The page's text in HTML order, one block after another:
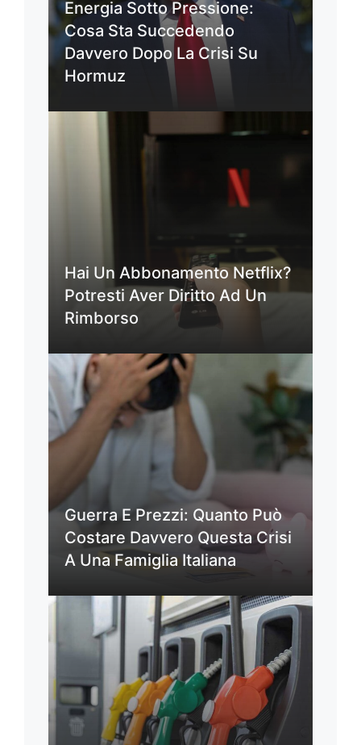
Energia Sotto Pressione:
Cosa Sta Succedendo
Davvero Dopo La Crisi Su
Hormuz
Hai Un Abbonamento Netflix?
Potresti Aver Diritto Ad Un
Rimborso
Guerra E Prezzi: Quanto Può
Costare Davvero Questa Crisi
A Una Famiglia Italiana